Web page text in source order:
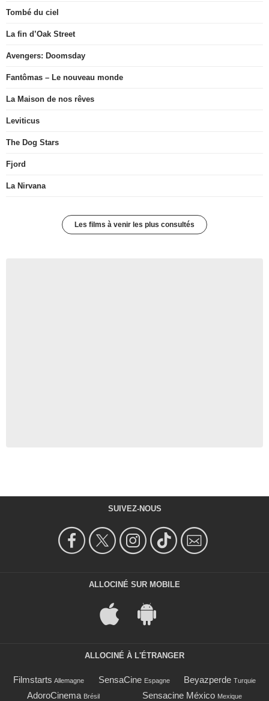
Tombé du ciel
La fin d’Oak Street
Avengers: Doomsday
Fantômas – Le nouveau monde
La Maison de nos rêves
Leviticus
The Dog Stars
Fjord
La Nirvana
Les films à venir les plus consultés
SUIVEZ-NOUS
ALLOCINÉ SUR MOBILE
ALLOCINÉ À L'ÉTRANGER
Filmstarts Allemagne SensaCine Espagne Beyazperde Turquie
AdoroCinema Brésil Sensacine México Mexique